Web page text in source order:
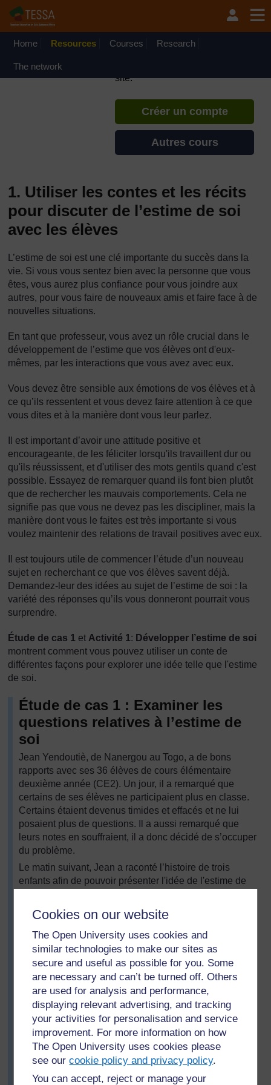
Cookies on our website
The Open University uses cookies and
similar technologies to make our sites as
secure and useful as possible for you. Some
are necessary and can’t be turned off. Others
are used for analysis and performance,
displaying relevant advertising, and tracking
your activities for personalisation and service
improvement. For more information on how
The Open University uses cookies please
see ourcookie policy and privacy policy.
You can accept, reject or manage your
Home Resources Courses Research
The network
Si vous créez un compte, vous
site.
Créer un compte
Autres cours
1. Utiliser les contes et les récits
pour discuter de l’estime de soi
avec les élèves
L’estime de soi est une clé importante du succès dans la
vie. Si vous vous sentez bien avec la personne que vous
êtes, vous aurez plus confiance pour vous joindre aux
autres, pour vous faire de nouveaux amis et faire face à de
nouvelles situations.
En tant que professeur, vous avez un rôle crucial dans le
développement de l’estime que vos élèves ont d'eux-
mêmes, par les interactions que vous avez avec eux.
Vous devez être sensible aux émotions de vos élèves et à
ce qu’ils ressentent et vous devez faire attention à ce que
vous dites et à la manière dont vous leur parlez.
Il est important d’avoir une attitude positive et
encourageante, de les féliciter lorsqu'ils travaillent dur ou
qu'ils réussissent, et d'utiliser des mots gentils quand c'est
possible. Essayez de remarquer quand ils font bien plutôt
que de rechercher les mauvais comportements. Cela ne
signifie pas que vous ne devez pas les discipliner, mais la
manière dont vous le faites est très importante si vous
voulez maintenir des relations de travail positives avec eux.
Il est toujours utile de commencer l’étude d’un nouveau
sujet en recherchant ce que vos élèves savent déjà.
Demandez-leur des idées au sujet de l’estime de soi : la
variété des réponses qu’ils vous donneront pourrait vous
surprendre.
Étude de cas 1 et Activité 1: Développer l’estime de soi
montrent comment vous pouvez utiliser un conte de
différentes façons pour explorer une idée telle que l'estime
de soi.
Étude de cas 1 : Examiner les
questions relatives à l’estime de
soi
Jean Yendoutiè, de Nanergou au Togo, a de bons
rapports avec ses 36 élèves de cours élémentaire
deuxième année (CE2). Un jour, il a remarqué que
certains de ses élèves ne participaient plus en classe.
Certains étaient devenus timides et effacés et ne lui
posaient plus de questions. Il a aussi remarqué que
leurs notes en souffraient, il a donc décidé de s’occuper
du problème.
Le matin suivant, Jean a raconté l’histoire de trois
enfants afin de pouvoir présenter l'idée de l'estime de
l’estime de soi
a demandé à chacun des groupes de faire la liste des
qualités d’une personne qui a :
une bonne estime de soi [Groupe A]
une faible estime de soi [ Groupe B]
une estime de soi surdéveloppée [Groupe C].
Ensuite, Jean a regroupé les enfants par trois, un de
chaque groupe, pour partager leurs idées avant d’en
parler avec la classe entière.